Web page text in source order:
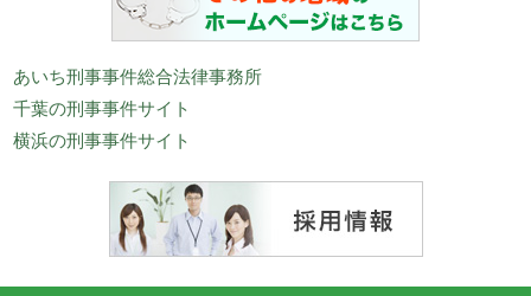
あいち刑事事件総合法律事務所
千葉の刑事事件サイト
横浜の刑事事件サイト